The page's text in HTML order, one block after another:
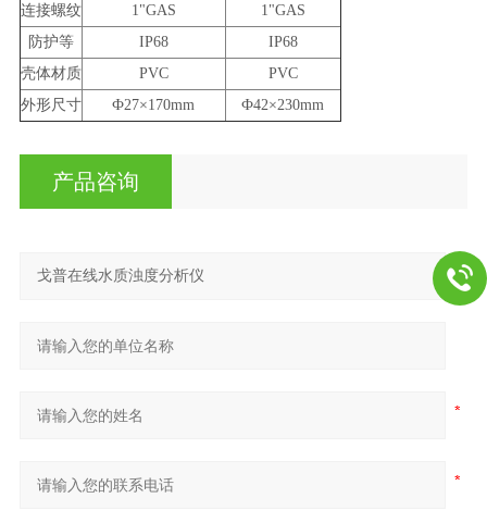
连接螺纹
1"GAS
1"GAS
防护等
IP68
IP68
壳体材质
PVC
PVC
外形尺寸
Ф27×170mm Ф42×230mm
产品咨询